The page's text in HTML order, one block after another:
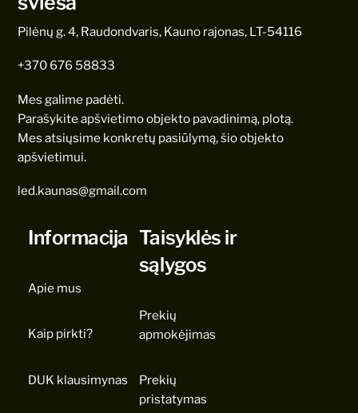
Pilėnų g. 4, Raudondvaris, Kauno rajonas, LT-54116
+370 676 58833
Mes galime padėti.
Parašykite apšvietimo objekto pavadinimą, plotą.
Mes atsiųsime konkretų pasiūlymą, šio objekto
apšvietimui.
led.kaunas@gmail.com
Informacija
Apie mus
Kaip pirkti?
DUK klausimynas
Taisyklės ir
sąlygos
Prekių
apmokėjimas
Prekių
pristatymas